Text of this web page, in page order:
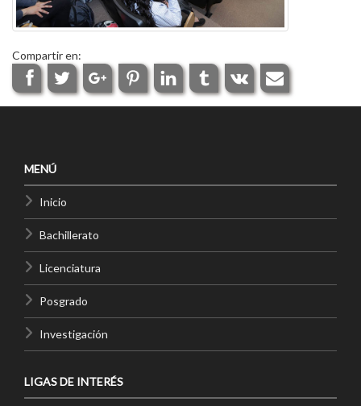
Compartir en:
MENÚ
Inicio
Bachillerato
Licenciatura
Posgrado
Investigación
LIGAS DE INTERÉS